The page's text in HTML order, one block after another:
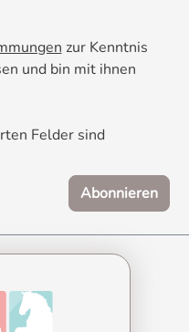
zur Kenntnis
und bin mit ihnen
Felder sind
Abonnieren